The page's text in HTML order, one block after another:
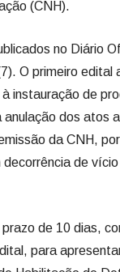
(CNH).
no Diário
O primeiro edital
instauração de
dos atos
da CNH,
decorrência de
de 10 dias,
para